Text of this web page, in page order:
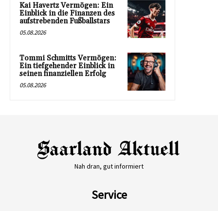
Kai Havertz Vermögen: Ein
Einblick in die Finanzen des
aufstrebenden Fußballstars
05.08.2026
Tommi Schmitts Vermögen:
Ein tiefgehender Einblick in
seinen finanziellen Erfolg
05.08.2026
Nah dran, gut informiert
Service